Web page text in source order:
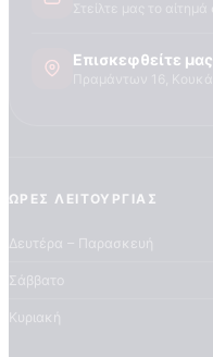
Επισκεφθείτε μας
ΏΡΕΣ ΛΕΙΤΟΥΡΓΊΑΣ
Δευτέρα – Παρασκευή
Σάββατο
Κυριακή